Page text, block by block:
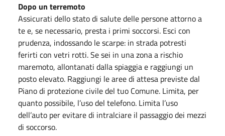
Dopo un terremoto
Assicurati dello stato di salute delle persone attorno a
te e, se necessario, presta i primi soccorsi. Esci con
prudenza, indossando le scarpe: in strada potresti
ferirti con vetri rotti. Se sei in una zona a rischio
maremoto, allontanati dalla spiaggia e raggiungi un
posto elevato. Raggiungi le aree di attesa previste dal
Piano di protezione civile del tuo Comune. Limita, per
quanto possibile, l’uso del telefono. Limita l’uso
dell’auto per evitare di intralciare il passaggio dei mezzi
di soccorso.